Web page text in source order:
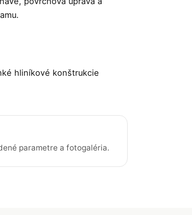
hliníkové konštrukcie
parametre a fotogaléria.